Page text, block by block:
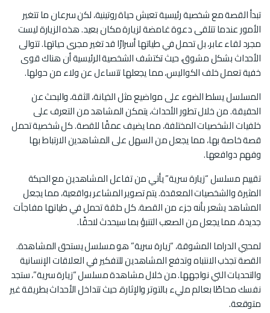
تبدأ القصة مع شخصية رئيسية تعيش حياة روتينية، لكن سرعان ما تتغير
الأمور عندما تتلقى دعوة غامضة لزيارة مكان بعيد. هذه الزيارة ليست
مجرد لقاء عابر، بل تحمل في طياتها أسرارًا قد تغير مجرى حياتها. تتوالى
الأحداث بشكل مشوق، حيث تكتشف الشخصية الرئيسية أن هناك قوى
خفية تعمل خلف الكواليس، مما يجعلها تتساءل عن ولاء من حولها.
المسلسل يسلط الضوء على مواضيع مثل الخيانة، الثقة، والبحث عن
الحقيقة. من خلال تطور الأحداث، يتمكن المشاهد من التعرف على
خلفيات الشخصيات المختلفة، مما يضيف عمقًا للقصة. كل شخصية تحمل
قصة خاصة بها، مما يجعل من السهل على المشاهدين الارتباط بها
وفهم دوافعها.
تقييم مسلسل “زيارة سرية” يأتي من تفاعل المشاهدين مع الحبكة
المثيرة والشخصيات المعقدة. يتم تصوير المشاعر بواقعية، مما يجعل
المشاهد يشعر بأنه جزء من القصة. كل حلقة تحمل في طياتها مفاجآت
جديدة، مما يجعل من الصعب التنبؤ بما سيحدث لاحقًا.
لمحبي الدراما المشوقة، “زيارة سرية” هو مسلسل يستحق المشاهدة.
القصة تجذب الانتباه وتدفع المشاهدين للتفكير في العلاقات الإنسانية
والتحديات التي نواجهها. من خلال مشاهدة مسلسل “زيارة سرية”، ستجد
نفسك محاطًا بعالم مليء بالتوتر والإثارة، حيث تتداخل الأحداث بطريقة غير
متوقعة.